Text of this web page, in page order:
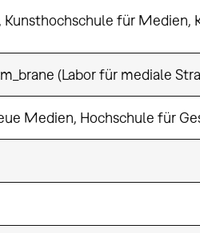
Kunsthochschule für Medien,
(Labor für mediale
Medien, Hochschule für